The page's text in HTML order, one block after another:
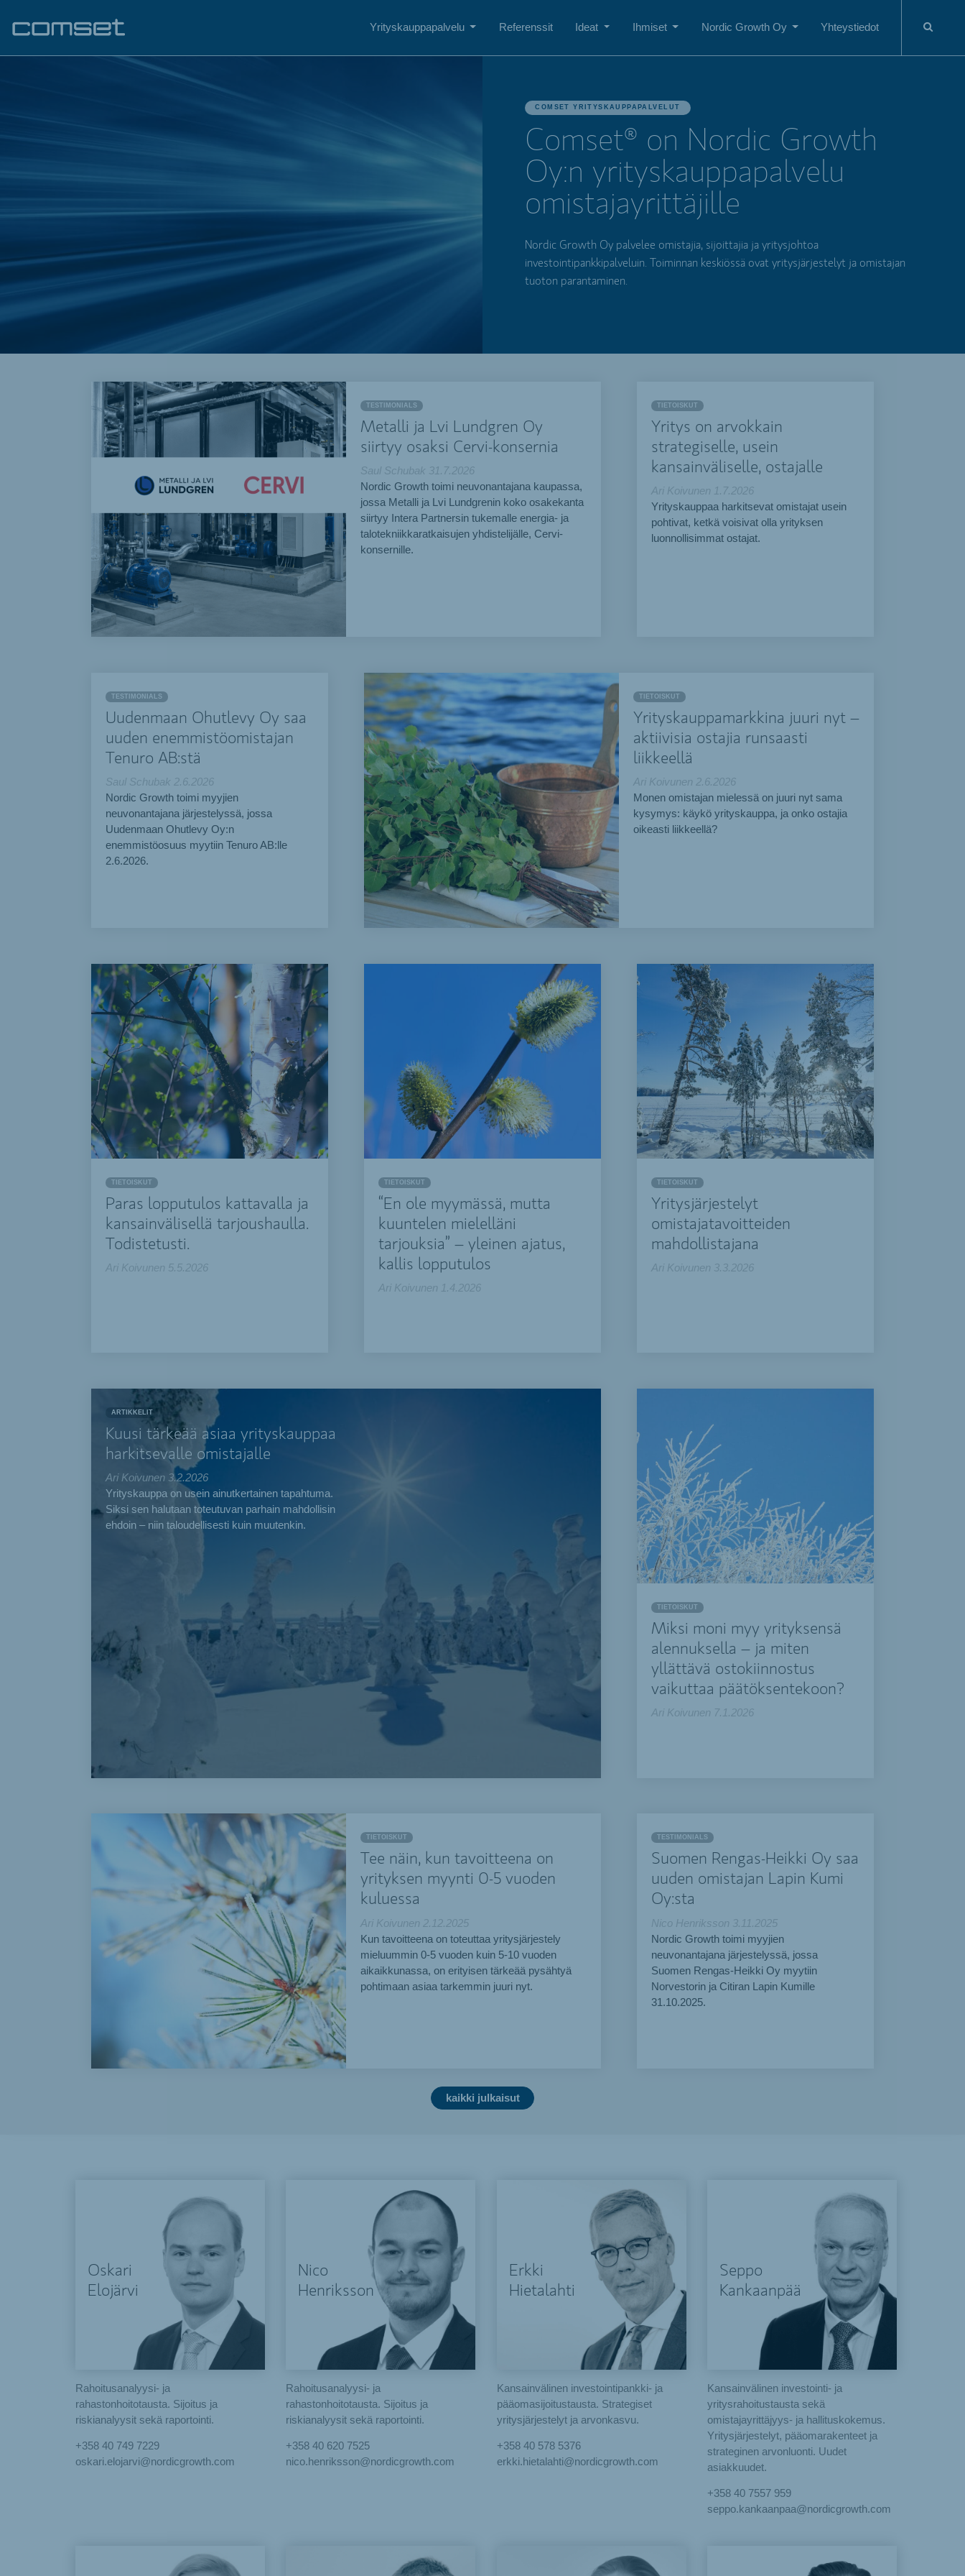
Yrityskauppapalvelu Referenssit Ideat Ihmiset Nordic Growth Oy Yhteystiedot
COMSET YRITYSKAUPPAPALVELUT
Comset® on Nordic Growth
Oy:n yrityskauppapalvelu
omistajayrittäjille
Nordic Growth Oy palvelee omistajia, sijoittajia ja yritysjohtoa
investointipankkipalveluin. Toiminnan keskiössä ovat yritysjärjestelyt ja omistajan
tuoton parantaminen.
TESTIMONIALS
Metalli ja Lvi Lundgren Oy
siirtyy osaksi Cervi-konsernia
Saul Schubak 31.7.2026
Nordic Growth toimi neuvonantajana kaupassa,
jossa Metalli ja Lvi Lundgrenin koko osakekanta
siirtyy Intera Partnersin tukemalle energia- ja
talotekniikkaratkaisujen yhdistelijälle, Cervi-
konsernille.
TIETOISKUT
Yritys on arvokkain
strategiselle, usein
kansainväliselle, ostajalle
Ari Koivunen 1.7.2026
Yrityskauppaa harkitsevat omistajat usein
pohtivat, ketkä voisivat olla yrityksen
luonnollisimmat ostajat.
TESTIMONIALS
Uudenmaan Ohutlevy Oy saa
uuden enemmistöomistajan
Tenuro AB:stä
Saul Schubak 2.6.2026
Nordic Growth toimi myyjien
neuvonantajana järjestelyssä, jossa
Uudenmaan Ohutlevy Oy:n
enemmistöosuus myytiin Tenuro AB:lle
2.6.2026.
TIETOISKUT
Yrityskauppamarkkina juuri nyt –
aktiivisia ostajia runsaasti
liikkeellä
Ari Koivunen 2.6.2026
Monen omistajan mielessä on juuri nyt sama
kysymys: käykö yrityskauppa, ja onko ostajia
oikeasti liikkeellä?
TIETOISKUT
Paras lopputulos kattavalla ja
kansainvälisellä tarjoushaulla.
Todistetusti.
Ari Koivunen 5.5.2026
TIETOISKUT
“En ole myymässä, mutta
kuuntelen mielelläni
tarjouksia” – yleinen ajatus,
kallis lopputulos
Ari Koivunen 1.4.2026
TIETOISKUT
Yritysjärjestelyt
omistajatavoitteiden
mahdollistajana
Ari Koivunen 3.3.2026
ARTIKKELIT
Kuusi tärkeää asiaa yrityskauppaa
harkitsevalle omistajalle
Ari Koivunen 3.2.2026
Yrityskauppa on usein ainutkertainen tapahtuma.
Siksi sen halutaan toteutuvan parhain mahdollisin
ehdoin – niin taloudellisesti kuin muutenkin.
TIETOISKUT
Miksi moni myy yrityksensä
alennuksella – ja miten
yllättävä ostokiinnostus
vaikuttaa päätöksentekoon?
Ari Koivunen 7.1.2026
TIETOISKUT
Tee näin, kun tavoitteena on
yrityksen myynti 0-5 vuoden
kuluessa
Ari Koivunen 2.12.2025
Kun tavoitteena on toteuttaa yritysjärjestely
mieluummin 0-5 vuoden kuin 5-10 vuoden
aikaikkunassa, on erityisen tärkeää pysähtyä
pohtimaan asiaa tarkemmin juuri nyt.
TESTIMONIALS
Suomen Rengas-Heikki Oy saa
uuden omistajan Lapin Kumi
Oy:sta
Nico Henriksson 3.11.2025
Nordic Growth toimi myyjien
neuvonantajana järjestelyssä, jossa
Suomen Rengas-Heikki Oy myytiin
Norvestorin ja Citiran Lapin Kumille
31.10.2025.
kaikki julkaisut
Oskari
Elojärvi
Rahoitusanalyysi- ja
rahastonhoitotausta. Sijoitus ja
riskianalyysit sekä raportointi.
+358 40 749 7229
oskari.elojarvi@nordicgrowth.com
Nico
Henriksson
Rahoitusanalyysi- ja
rahastonhoitotausta. Sijoitus ja
riskianalyysit sekä raportointi.
+358 40 620 7525
nico.henriksson@nordicgrowth.com
Erkki
Hietalahti
Kansainvälinen investointipankki- ja
pääomasijoitustausta. Strategiset
yritysjärjestelyt ja arvonkasvu.
+358 40 578 5376
erkki.hietalahti@nordicgrowth.com
Seppo
Kankaanpää
Kansainvälinen investointi- ja
yritysrahoitustausta sekä
omistajayrittäjyys- ja hallituskokemus.
Yritysjärjestelyt, pääomarakenteet ja
strateginen arvonluonti. Uudet
asiakkuudet.
+358 40 7557 959
seppo.kankaanpaa@nordicgrowth.com